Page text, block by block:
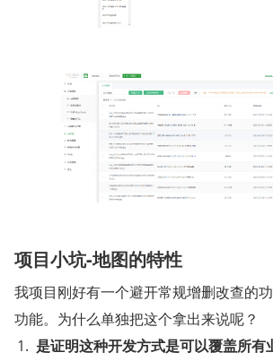
项目小坑-地图的特性
我项目刚好有一个避开常规增删改查的
功能。为什么单独把这个拿出来说呢？
是证明这种开发方式是可以覆盖所有